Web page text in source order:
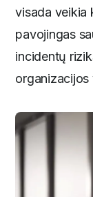
visada veikia
pavojingas
incidentų
organizacijos